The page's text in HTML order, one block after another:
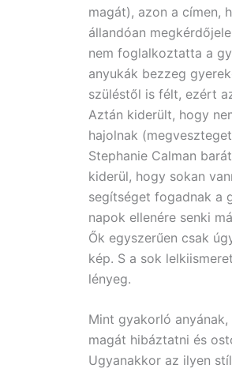
magát), azon a címen,
állandóan
nem foglalkoztatta a
anyukák bezzeg
szüléstől is félt, ezért
Aztán kiderült, hogy
hajolnak
Stephanie Calman
kiderül, hogy sokan
segítséget fogadnak a
napok ellenére senki
Ők egyszerűen csak
kép. S a sok
lényeg.
Mint gyakorló
magát hibáztatni és
Ugyanakkor az ilyen